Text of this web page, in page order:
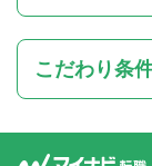
こだわり条